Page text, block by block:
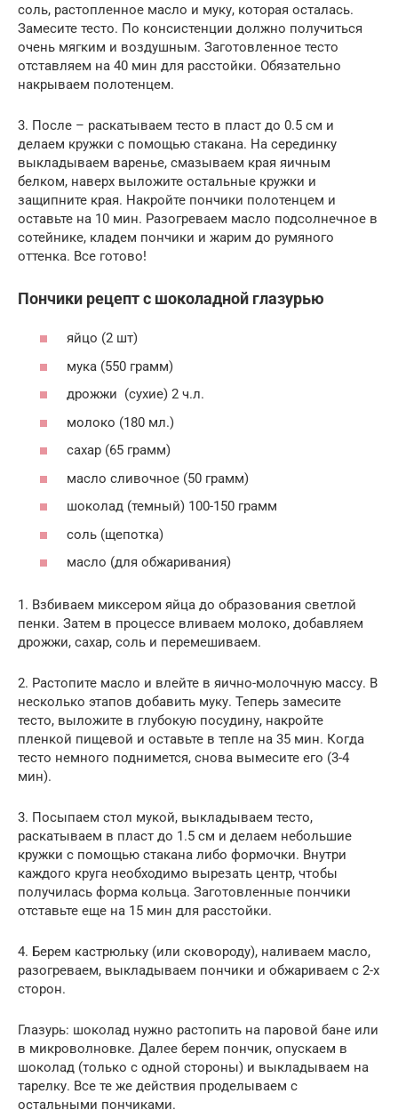
соль, растопленное масло и муку, которая осталась.
Замесите тесто. По консистенции должно получиться
очень мягким и воздушным. Заготовленное тесто
отставляем на 40 мин для расстойки. Обязательно
накрываем полотенцем.
3. После – раскатываем тесто в пласт до 0.5 см и
делаем кружки с помощью стакана. На серединку
выкладываем варенье, смазываем края яичным
белком, наверх выложите остальные кружки и
защипните края. Накройте пончики полотенцем и
оставьте на 10 мин. Разогреваем масло подсолнечное в
сотейнике, кладем пончики и жарим до румяного
оттенка. Все готово!
Пончики рецепт с шоколадной глазурью
яйцо (2 шт)
мука (550 грамм)
дрожжи (сухие) 2 ч.л.
молоко (180 мл.)
сахар (65 грамм)
масло сливочное (50 грамм)
шоколад (темный) 100-150 грамм
соль (щепотка)
масло (для обжаривания)
1. Взбиваем миксером яйца до образования светлой
пенки. Затем в процессе вливаем молоко, добавляем
дрожжи, сахар, соль и перемешиваем.
2. Растопите масло и влейте в яично-молочную массу. В
несколько этапов добавить муку. Теперь замесите
тесто, выложите в глубокую посудину, накройте
пленкой пищевой и оставьте в тепле на 35 мин. Когда
тесто немного поднимется, снова вымесите его (3-4
мин).
3. Посыпаем стол мукой, выкладываем тесто,
раскатываем в пласт до 1.5 см и делаем небольшие
кружки с помощью стакана либо формочки. Внутри
каждого круга необходимо вырезать центр, чтобы
получилась форма кольца. Заготовленные пончики
отставьте еще на 15 мин для расстойки.
4. Берем кастрюльку (или сковороду), наливаем масло,
разогреваем, выкладываем пончики и обжариваем с 2-х
сторон.
Глазурь: шоколад нужно растопить на паровой бане или
в микроволновке. Далее берем пончик, опускаем в
шоколад (только с одной стороны) и выкладываем на
тарелку. Все те же действия проделываем с
остальными пончиками.